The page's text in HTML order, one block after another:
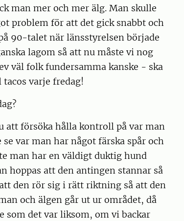
man mer och mer älg. Man skulle
problem för att det gick snabbt och
90-talet när länsstyrelsen började
lagom så att nu måste vi nog
väl folk fundersamma kanske - ska
varje fredag!
att försöka hålla kontroll på var man
var man har något färska spår och
man har en väldigt duktig hund
hoppas att den antingen stannar så
den rör sig i rätt riktning så att den
och älgen går ut ur området, då
som det var liksom, om vi backar